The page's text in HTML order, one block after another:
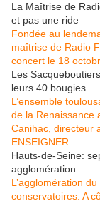
La Maîtrise de
et pas une ride
Fondée au
maîtrise de Radio
concert le 18
Les
leurs 40 bougies
L’ensemble
de la Renaissance
Canihac, directeur
ENSEIGNER
Hauts-de-Seine:
agglomération
L’agglomération
conservatoires. A